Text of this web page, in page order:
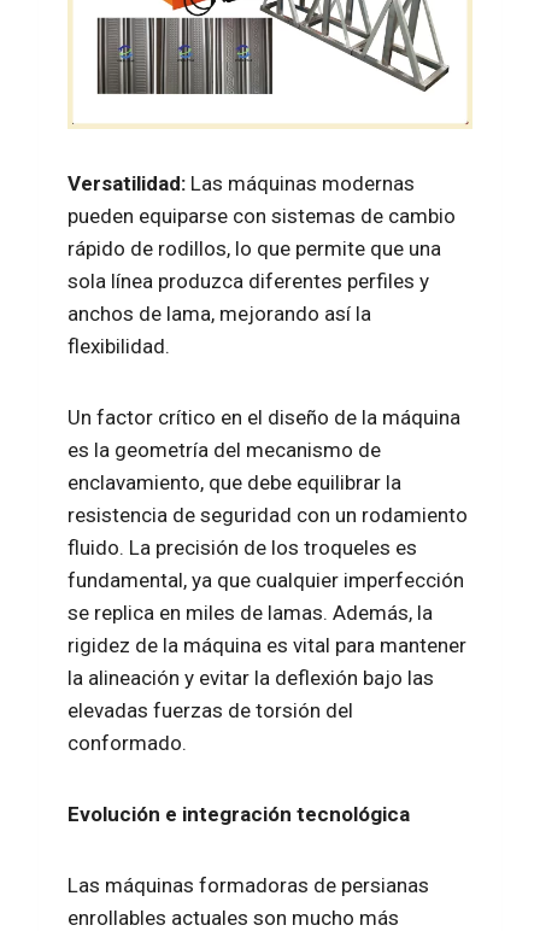
Versatilidad: Las máquinas modernas
pueden equiparse con sistemas de cambio
rápido de rodillos, lo que permite que una
sola línea produzca diferentes perfiles y
anchos de lama, mejorando así la
flexibilidad.
Un factor crítico en el diseño de la máquina
es la geometría del mecanismo de
enclavamiento, que debe equilibrar la
resistencia de seguridad con un rodamiento
fluido. La precisión de los troqueles es
fundamental, ya que cualquier imperfección
se replica en miles de lamas. Además, la
rigidez de la máquina es vital para mantener
la alineación y evitar la deflexión bajo las
elevadas fuerzas de torsión del
conformado.
Evolución e integración tecnológica
Las máquinas formadoras de persianas
enrollables actuales son mucho más